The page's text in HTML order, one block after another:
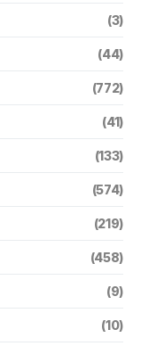
(3)
(44)
(772)
(41)
(133)
(574)
(219)
(458)
(9)
(10)